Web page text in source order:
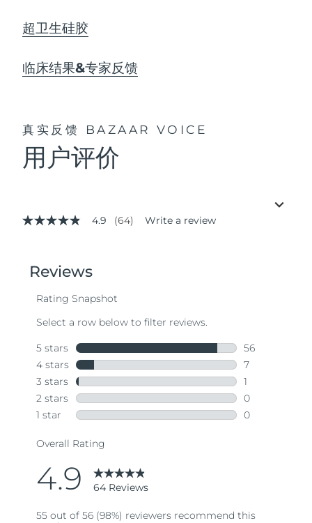
超卫生硅胶
临床结果&专家反馈
真实反馈 BAZAAR VOICE
用户评价
4.9
stars,
average
value.
Same
page
link.
4.9 (64) Write a review